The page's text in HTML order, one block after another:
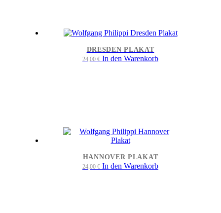
DRESDEN PLAKAT
24,00 € In den Warenkorb
HANNOVER PLAKAT
24,00 € In den Warenkorb